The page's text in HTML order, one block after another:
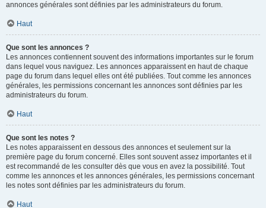
annonces générales sont définies par les administrateurs du forum.
Haut
Que sont les annonces ?
Les annonces contiennent souvent des informations importantes sur le forum
dans lequel vous naviguez. Les annonces apparaissent en haut de chaque
page du forum dans lequel elles ont été publiées. Tout comme les annonces
générales, les permissions concernant les annonces sont définies par les
administrateurs du forum.
Haut
Que sont les notes ?
Les notes apparaissent en dessous des annonces et seulement sur la
première page du forum concerné. Elles sont souvent assez importantes et il
est recommandé de les consulter dès que vous en avez la possibilité. Tout
comme les annonces et les annonces générales, les permissions concernant
les notes sont définies par les administrateurs du forum.
Haut